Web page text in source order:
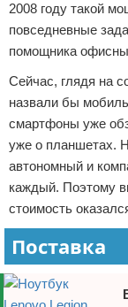
2008 году такой
повседневные
помощника
Сейчас, глядя на
назвали бы
смартфоны уже
уже о планшетах.
автономный и
каждый. Поэтому
стоимость
Поставка